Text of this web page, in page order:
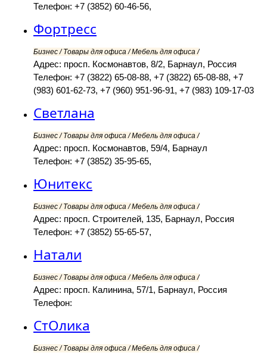
Телефон: +7 (3852) 60-46-56,
Фортресс
Бизнес / Товары для офиса / Мебель для офиса /
Адрес: просп. Космонавтов, 8/2, Барнаул, Россия
Телефон: +7 (3822) 65-08-88, +7 (3822) 65-08-88, +7
(983) 601-62-73, +7 (960) 951-96-91, +7 (983) 109-17-03
Светлана
Бизнес / Товары для офиса / Мебель для офиса /
Адрес: просп. Космонавтов, 59/4, Барнаул
Телефон: +7 (3852) 35-95-65,
Юнитекс
Бизнес / Товары для офиса / Мебель для офиса /
Адрес: просп. Строителей, 135, Барнаул, Россия
Телефон: +7 (3852) 55-65-57,
Натали
Бизнес / Товары для офиса / Мебель для офиса /
Адрес: просп. Калинина, 57/1, Барнаул, Россия
Телефон:
СтОлика
Бизнес / Товары для офиса / Мебель для офиса /